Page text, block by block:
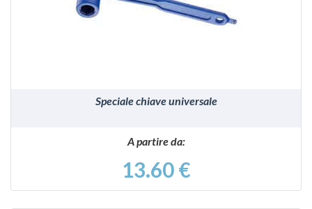
Speciale chiave universale
A partire da:
13.60 €